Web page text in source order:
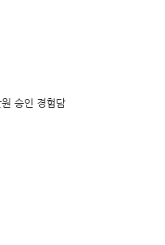
승인 경험담